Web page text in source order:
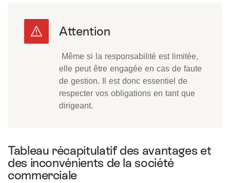
Même si la responsabilité est limitée,
elle peut être engagée en cas de faute
de gestion. Il est donc essentiel de
respecter vos obligations en tant que
dirigeant.
Tableau récapitulatif des avantages et
des inconvénients de la société
commerciale